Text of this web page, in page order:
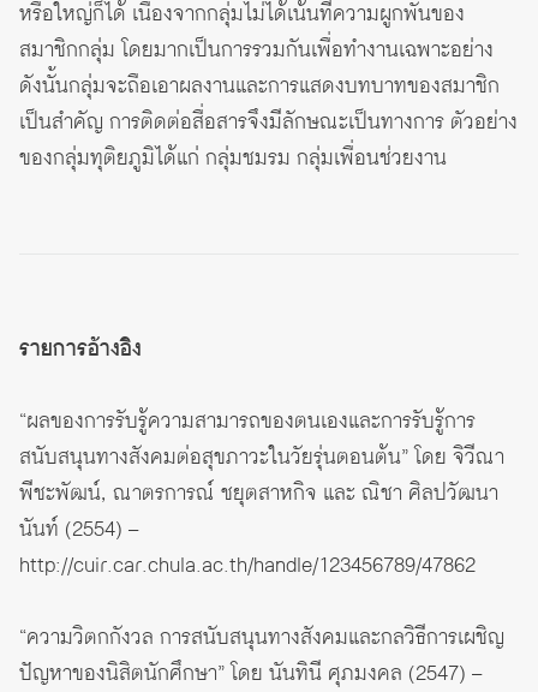
หรือใหญ่ก็ได้ เนื่องจากกลุ่มไม่ได้เน้นที่ความผูกพันของ
สมาชิกกลุ่ม โดยมากเป็นการรวมกันเพื่อทำงานเฉพาะอย่าง
ดังนั้นกลุ่มจะถือเอาผลงานและการแสดงบทบาทของสมาชิก
เป็นสำคัญ การติดต่อสื่อสารจึงมีลักษณะเป็นทางการ ตัวอย่าง
ของกลุ่มทุติยภูมิได้แก่ กลุ่มชมรม กลุ่มเพื่อนช่วยงาน
รายการอ้างอิง
“ผลของการรับรู้ความสามารถของตนเองและการรับรู้การ
สนับสนุนทางสังคมต่อสุขภาวะในวัยรุ่นตอนต้น” โดย จิวีณา
พีชะพัฒน์, ณาตรการณ์ ชยุตสาหกิจ และ ณิชา ศิลปวัฒนา
นันท์ (2554) –
http://cuir.car.chula.ac.th/handle/123456789/47862
“ความวิตกกังวล การสนับสนุนทางสังคมและกลวิธีการเผชิญ
ปัญหาของนิสิตนักศึกษา” โดย นันทินี ศุภมงคล (2547) –